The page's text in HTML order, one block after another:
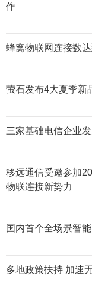
作
蜂窝物联网连接数
萤石发布4大夏季新
三家基础电信企业
移远通信受邀参加
物联连接新势力
国内首个全场景智
多地政策扶持 加速